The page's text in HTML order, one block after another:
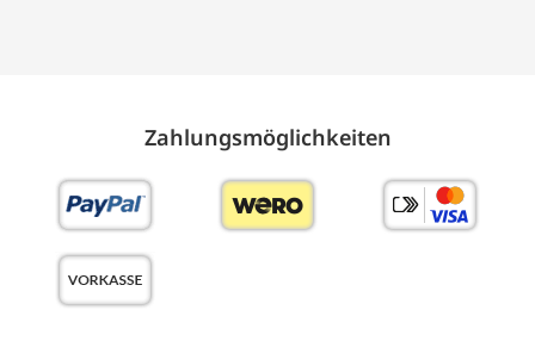
Zahlungs­möglich­keiten